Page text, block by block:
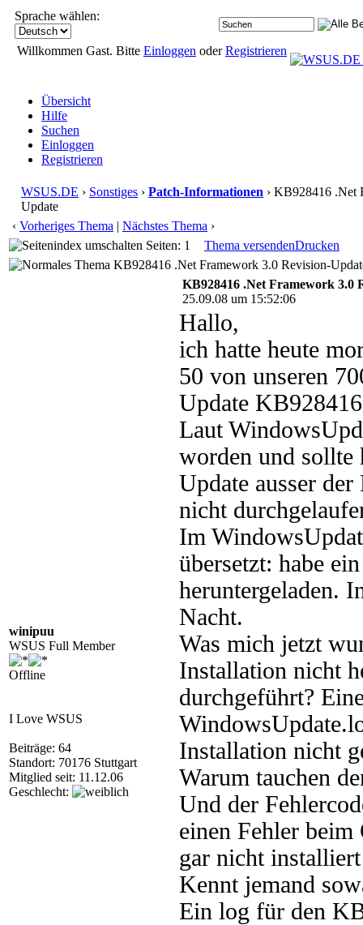
Sprache wählen:
Willkommen Gast. Bitte Einloggen oderRegistrieren
Übersicht
Hilfe
Suchen
Einloggen
Registrieren
WSUS.DE › Sonstiges › Patch-Informationen › KB928416 .Net
Update
‹ Vorheriges Thema | Nächstes Thema ›
Seiten: 1
Thema versendenDrucken
KB928416 .Net Framework 3.0 Revision-
winipuu
WSUS Full Member
Offline
I Love WSUS
Beiträge: 64
Standort: 70176 Stuttgart
Mitglied seit: 11.12.06
Geschlecht:
KB928416 .Net Framework 3.0
25.09.08 um 15:52:06
Hallo,
ich hatte heute
50 von unseren
Update
Laut
worden und sollte
Update ausser
nicht
Im
übersetzt: habe
heruntergeladen.
Nacht.
Was mich jetzt
Installation nicht
durchgeführt?
Installation nicht
Warum tauchen
Und der
einen Fehler
gar nicht
Kennt jemand
Ein log für den